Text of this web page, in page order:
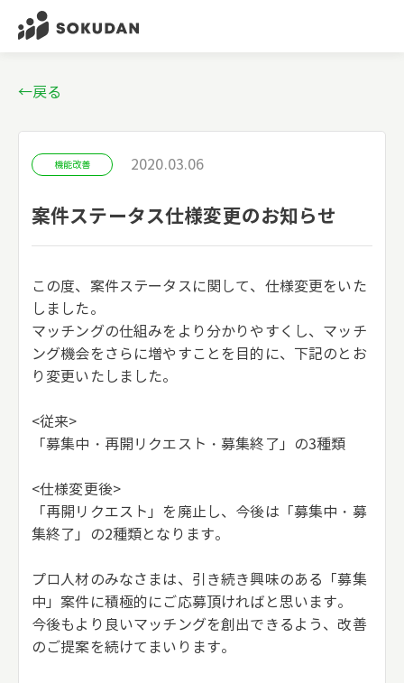
←戻る
機能改善 2020.03.06
案件ステータス仕様変更のお知らせ
この度、案件ステータスに関して、仕様変更をいた
しました。
マッチングの仕組みをより分かりやすくし、マッチ
ング機会をさらに増やすことを目的に、下記のとお
り変更いたしました。
<従来>
「募集中・再開リクエスト・募集終了」の3種類
<仕様変更後>
「再開リクエスト」を廃止し、今後は「募集中・募
集終了」の2種類となります。
プロ人材のみなさまは、引き続き興味のある「募集
中」案件に積極的にご応募頂ければと思います。
今後もより良いマッチングを創出できるよう、改善
のご提案を続けてまいります。